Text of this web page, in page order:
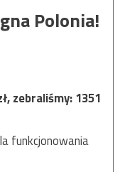
Polonia!
zebraliśmy:1351
funkcjonowania